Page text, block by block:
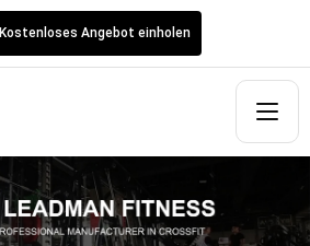
Kostenloses Angebot einholen